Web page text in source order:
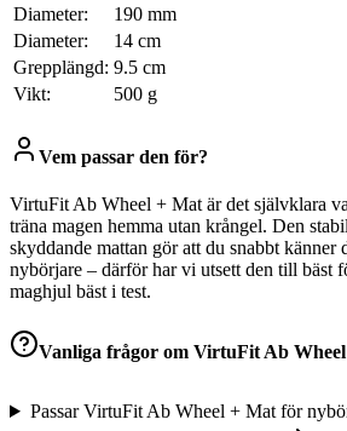
Diameter:
190 mm
Diameter:
14 cm
Grepplängd: 9.5 cm
Vikt:
500 g
Vem passar den för?
VirtuFit Ab Wheel + Mat är det självklara
träna magen hemma utan krångel. Den
skyddande mattan gör att du snabbt känner
nybörjare – därför har vi utsett den till bäst
maghjul bäst i test.
Vanliga frågor om VirtuFit Ab
Passar VirtuFit Ab Wheel + Mat för